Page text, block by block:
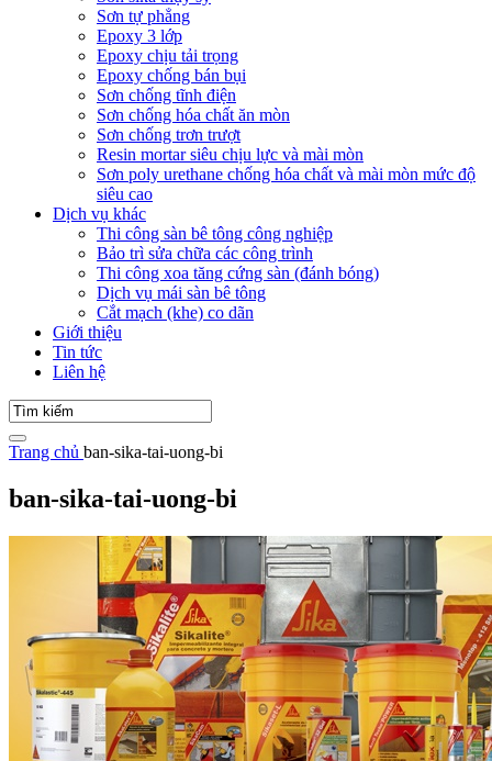
Sơn tự phẳng
Epoxy 3 lớp
Epoxy chịu tải trọng
Epoxy chống bán bụi
Sơn chống tĩnh điện
Sơn chống hóa chất ăn mòn
Sơn chống trơn trượt
Resin mortar siêu chịu lực và mài mòn
Sơn poly urethane chống hóa chất và mài mòn mức độ
siêu cao
Dịch vụ khác
Thi công sàn bê tông công nghiệp
Bảo trì sửa chữa các công trình
Thi công xoa tăng cứng sàn (đánh bóng)
Dịch vụ mái sàn bê tông
Cắt mạch (khe) co dãn
Giới thiệu
Tin tức
Liên hệ
Trang chủ ban-sika-tai-uong-bi
ban-sika-tai-uong-bi